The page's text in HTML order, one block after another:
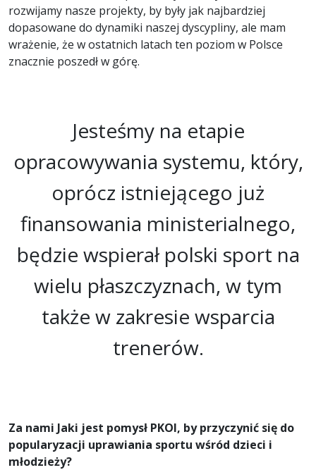
rozwijamy nasze projekty, by były jak najbardziej
dopasowane do dynamiki naszej dyscypliny, ale mam
wrażenie, że w ostatnich latach ten poziom w Polsce
znacznie poszedł w górę.
Jesteśmy na etapie
opracowywania systemu, który,
oprócz istniejącego już
finansowania ministerialnego,
będzie wspierał polski sport na
wielu płaszczyznach, w tym
także w zakresie wsparcia
trenerów.
Za nami Jaki jest pomysł PKOl, by przyczynić się do
popularyzacji uprawiania sportu wśród dzieci i
młodzieży?